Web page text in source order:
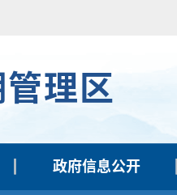
理区
政府信息公开